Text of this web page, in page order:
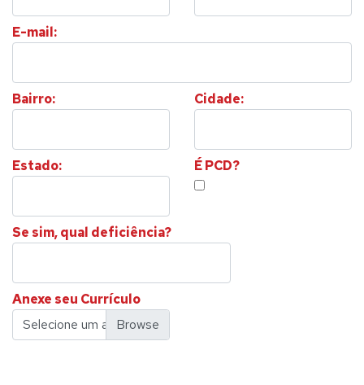
E-mail:
Bairro: Cidade:
Estado: É PCD?
Se sim, qual deficiência?
Anexe seu Currículo
Selecione um arquivo.